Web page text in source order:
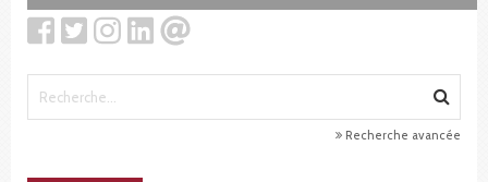
Recherche avancée